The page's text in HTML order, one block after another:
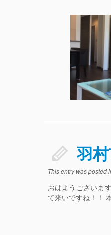
羽
This entry was posted
おはようございま
て来いですね！！